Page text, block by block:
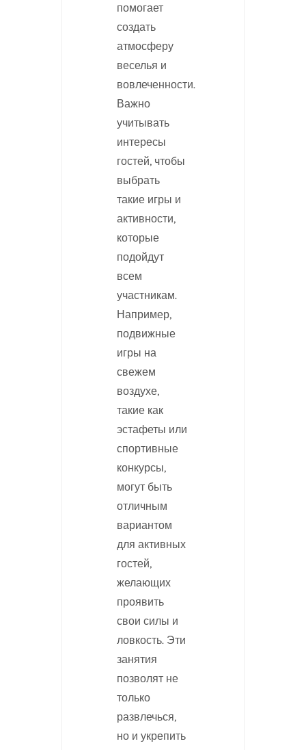
помогает
создать
атмосферу
веселья и
вовлеченности.
Важно
учитывать
интересы
гостей, чтобы
выбрать
такие игры и
активности,
которые
подойдут
всем
участникам.
Например,
подвижные
игры на
свежем
воздухе,
такие как
эстафеты или
спортивные
конкурсы,
могут быть
отличным
вариантом
для активных
гостей,
желающих
проявить
свои силы и
ловкость. Эти
занятия
позволят не
только
развлечься,
но и укрепить